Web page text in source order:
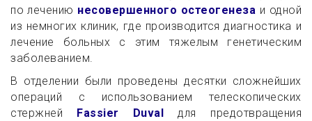
по лечению несовершенного остеогенеза и одной
из немногих клиник, где производится диагностика и
лечение больных с этим тяжелым генетическим
заболеванием.
В отделении были проведены десятки сложнейших
операций с использованием телескопических
стержней Fassier Duval для предотвращения